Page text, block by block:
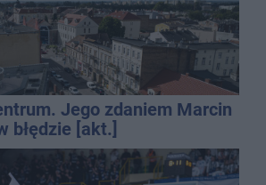
Jego zdaniem Marcin
błędzie [akt.]